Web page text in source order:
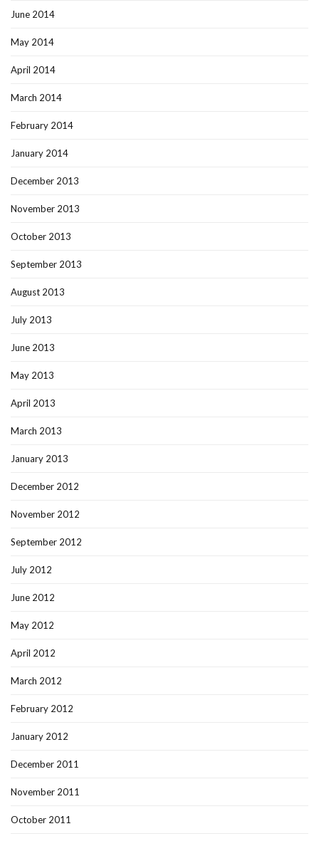
June 2014
May 2014
April 2014
March 2014
February 2014
January 2014
December 2013
November 2013
October 2013
September 2013
August 2013
July 2013
June 2013
May 2013
April 2013
March 2013
January 2013
December 2012
November 2012
September 2012
July 2012
June 2012
May 2012
April 2012
March 2012
February 2012
January 2012
December 2011
November 2011
October 2011